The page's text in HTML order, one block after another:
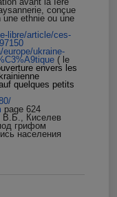
conçue
ethnie ou une
libre/article/ces-
europe/ukraine-
( le
envers les
quelques petits
page 624
В.Б., Киселев
грифом
населения